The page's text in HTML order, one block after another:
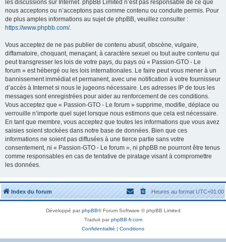
les discussions sur Internet. phpBB Limited n’est pas responsable de ce que
nous acceptons ou n’acceptons pas comme contenu ou conduite permis. Pour
de plus amples informations au sujet de phpBB, veuillez consulter :
https://www.phpbb.com/.
Vous acceptez de ne pas publier de contenu abusif, obscène, vulgaire,
diffamatoire, choquant, menaçant, à caractère sexuel ou tout autre contenu qui
peut transgresser les lois de votre pays, du pays où « Passion-GTO - Le
forum » est hébergé ou les lois internationales. Le faire peut vous mener à un
bannissement immédiat et permanent, avec une notification à votre fournisseur
d’accès à Internet si nous le jugeons nécessaire. Les adresses IP de tous les
messages sont enregistrées pour aider au renforcement de ces conditions.
Vous acceptez que « Passion-GTO - Le forum » supprime, modifie, déplace ou
verrouille n’importe quel sujet lorsque nous estimons que cela est nécessaire.
En tant que membre, vous acceptez que toutes les informations que vous avez
saisies soient stockées dans notre base de données. Bien que ces
informations ne soient pas diffusées à une tierce partie sans votre
consentement, ni « Passion-GTO - Le forum », ni phpBB ne pourront être tenus
comme responsables en cas de tentative de piratage visant à compromettre
les données.
Index du forum Heures au formatUTC+01:00
Développé parphpBB® Forum Software © phpBB Limited
Traduit parphpBB-fr.com
Confidentialité | Conditions